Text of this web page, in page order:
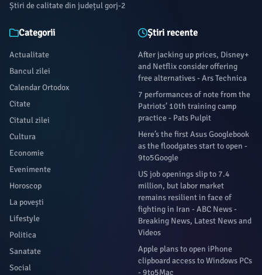
Știri de calitate din județul gorj-2
Categorii
Actualitate
Bancul zilei
Calendar Ortodox
Citate
Citatul zilei
Cultura
Economie
Evenimente
Horoscop
La povești
Lifestyle
Politica
Sanatate
Social
Știri recente
After jacking up prices, Disney+
and Netflix consider offering
free alternatives - Ars Technica
7 performances of note from the
Patriots’ 10th training camp
practice - Pats Pulpit
Here’s the first Asus Googlebook
as the floodgates start to open -
9to5Google
US job openings slip to 7.4
million, but labor market
remains resilient in face of
fighting in Iran - ABC News -
Breaking News, Latest News and
Videos
Apple plans to open iPhone
clipboard access to Windows PCs
- 9to5Mac